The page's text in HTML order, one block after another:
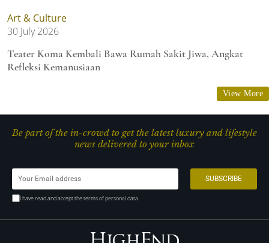
Art & Culture
30 July 2026
Teater Koma Kembali Bawa Rumah Sakit Jiwa, Angkat
Refleksi Kemanusiaan
View More
Be part of the in-crowd to get the latest luxury and lifestyle
news delivered to your inbox
I have read and accept the terms of personal data